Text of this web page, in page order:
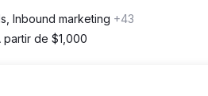
Inbound marketing +43
partir de $1,000